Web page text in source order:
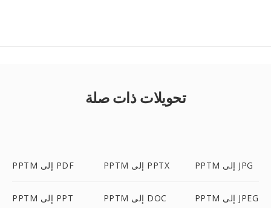
تحويلات ذات صلة
PPTM إلى PDF PPTM إلى PPTX PPTM إلى JPG
PPTM إلى PPT PPTM إلى DOC PPTM إلى JPEG